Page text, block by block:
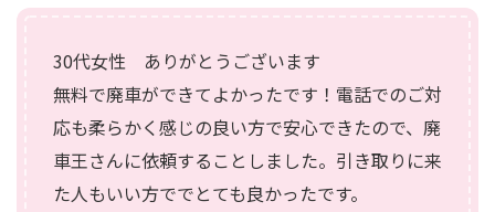
30代女性 ありがとうございます
無料で廃車ができてよかったです！電話でのご対
応も柔らかく感じの良い方で安心できたので、廃
車王さんに依頼することしました。引き取りに来
た人もいい方ででとても良かったです。